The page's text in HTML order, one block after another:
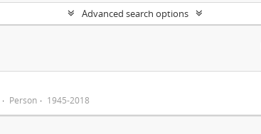
Advanced search options
Person 1945-2018